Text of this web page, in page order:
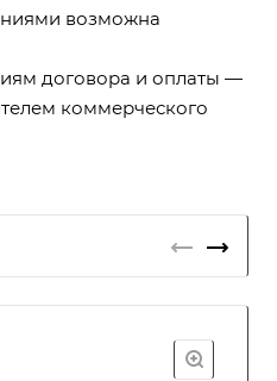
возможна
договора и оплаты —
коммерческого